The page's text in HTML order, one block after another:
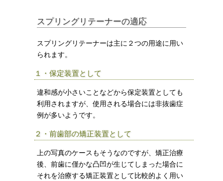
スプリングリテーナーの適応
スプリングリテーナーは主に２つの用途に用い
られます。
１・保定装置として
違和感が小さいことなどから保定装置としても
利用されますが、使用される場合には非抜歯症
例が多いようです。
２・前歯部の矯正装置として
上の写真のケースもそうなのですが、矯正治療
後、前歯に僅かな凸凹が生じてしまった場合に
それを治療する矯正装置として比較的よく用い